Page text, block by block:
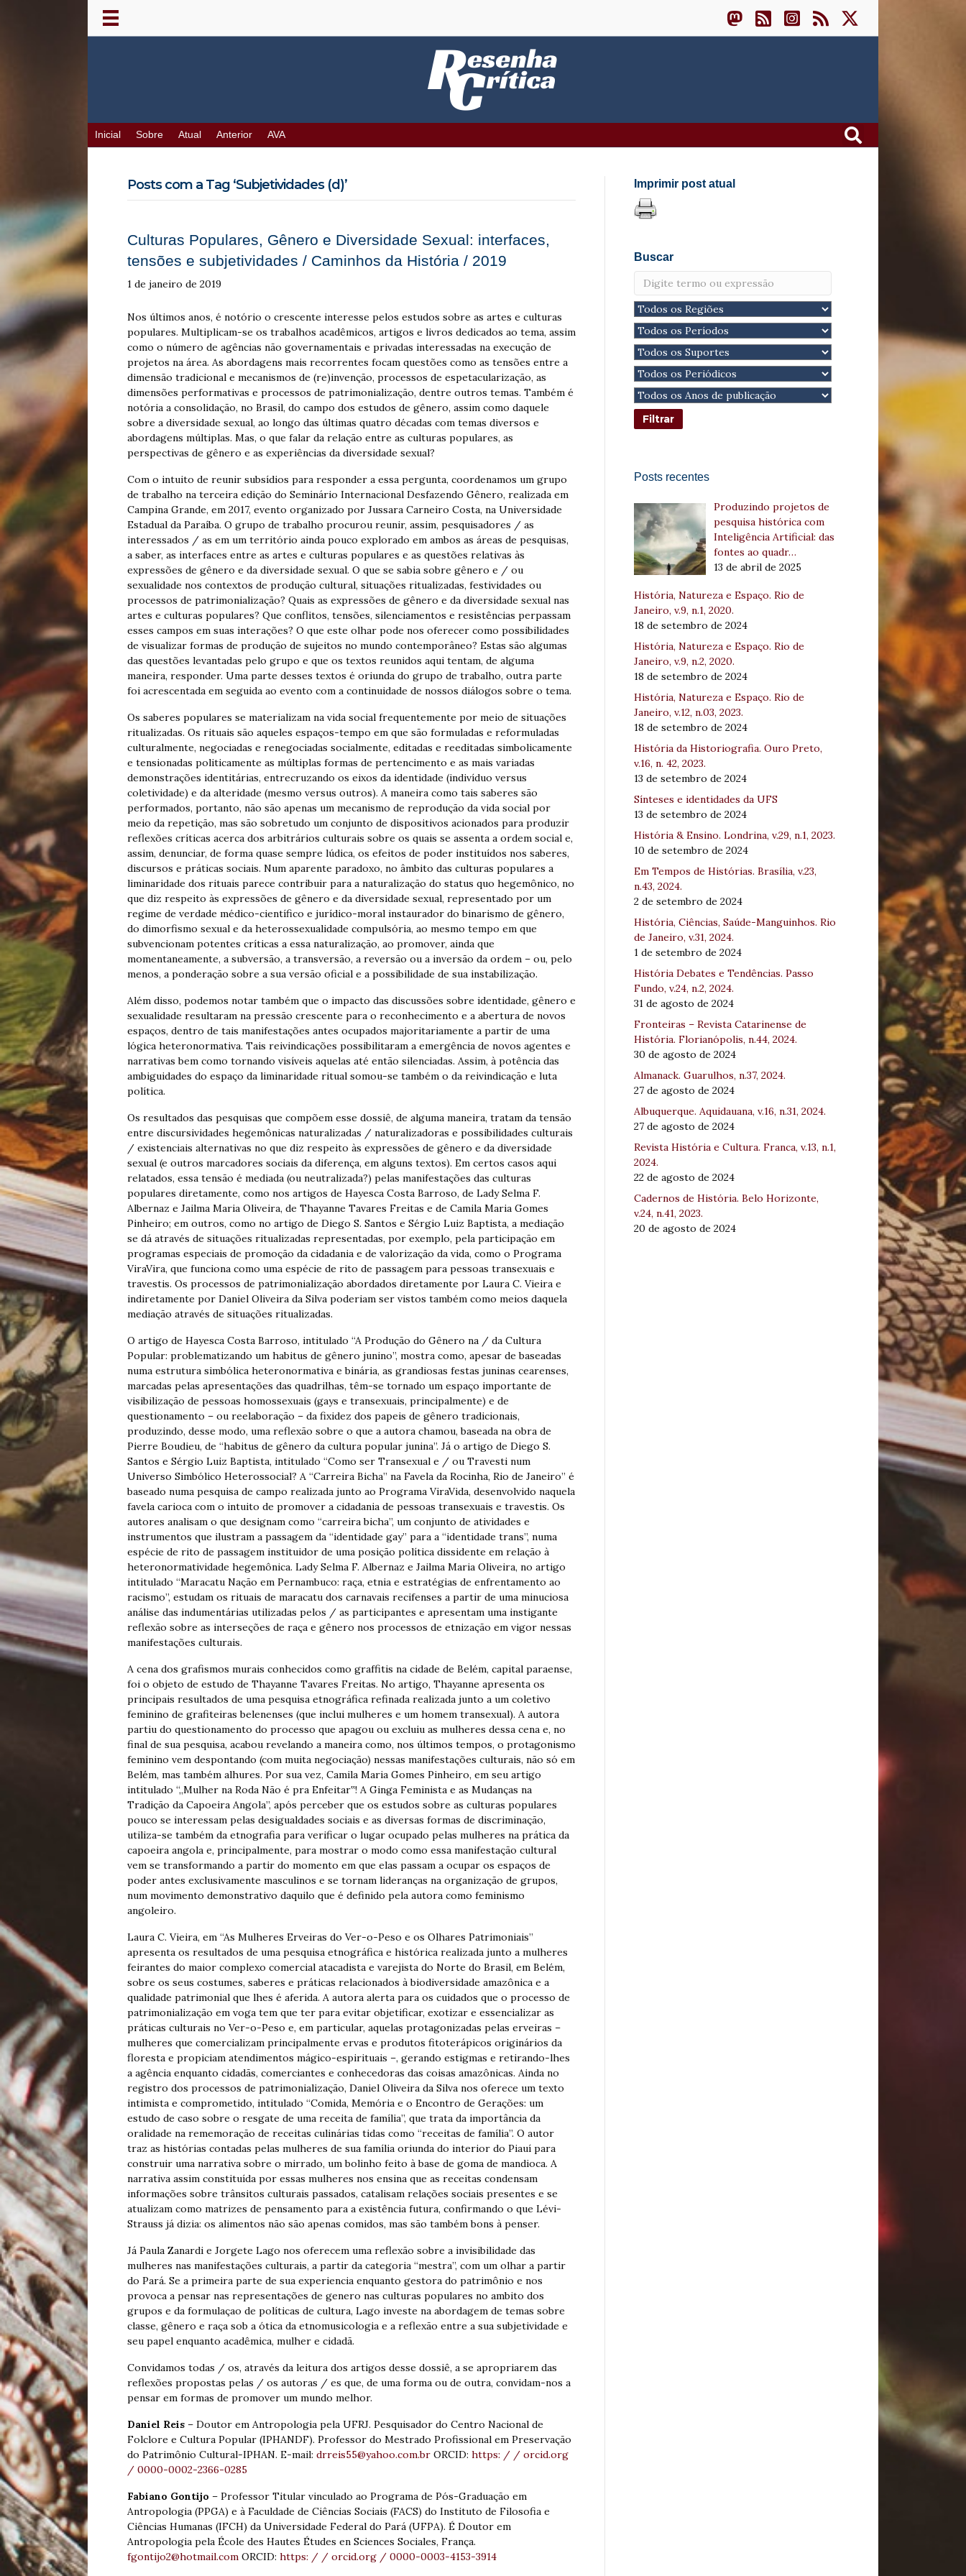
Inicial Sobre Atual Anterior AVA
Posts com a Tag ‘Subjetividades (d)’
Culturas Populares, Gênero e Diversidade Sexual: interfaces,
tensões e subjetividades / Caminhos da História / 2019
1 de janeiro de 2019
Nos últimos anos, é notório o crescente interesse pelos estudos sobre as artes e culturas
populares. Multiplicam-se os trabalhos acadêmicos, artigos e livros dedicados ao tema, assim
como o número de agências não governamentais e privadas interessadas na execução de
projetos na área. As abordagens mais recorrentes focam questões como as tensões entre a
dimensão tradicional e mecanismos de (re)invenção, processos de espetacularização, as
dimensões performativas e processos de patrimonialização, dentre outros temas. Também é
notória a consolidação, no Brasil, do campo dos estudos de gênero, assim como daquele
sobre a diversidade sexual, ao longo das últimas quatro décadas com temas diversos e
abordagens múltiplas. Mas, o que falar da relação entre as culturas populares, as
perspectivas de gênero e as experiências da diversidade sexual?
Com o intuito de reunir subsídios para responder a essa pergunta, coordenamos um grupo
de trabalho na terceira edição do Seminário Internacional Desfazendo Gênero, realizada em
Campina Grande, em 2017, evento organizado por Jussara Carneiro Costa, na Universidade
Estadual da Paraíba. O grupo de trabalho procurou reunir, assim, pesquisadores / as
interessados / as em um território ainda pouco explorado em ambos as áreas de pesquisas,
a saber, as interfaces entre as artes e culturas populares e as questões relativas às
expressões de gênero e da diversidade sexual. O que se sabia sobre gênero e / ou
sexualidade nos contextos de produção cultural, situações ritualizadas, festividades ou
processos de patrimonialização? Quais as expressões de gênero e da diversidade sexual nas
artes e culturas populares? Que conflitos, tensões, silenciamentos e resistências perpassam
esses campos em suas interações? O que este olhar pode nos oferecer como possibilidades
de visualizar formas de produção de sujeitos no mundo contemporâneo? Estas são algumas
das questões levantadas pelo grupo e que os textos reunidos aqui tentam, de alguma
maneira, responder. Uma parte desses textos é oriunda do grupo de trabalho, outra parte
foi acrescentada em seguida ao evento com a continuidade de nossos diálogos sobre o tema.
Os saberes populares se materializam na vida social frequentemente por meio de situações
ritualizadas. Os rituais são aqueles espaços-tempo em que são formuladas e reformuladas
culturalmente, negociadas e renegociadas socialmente, editadas e reeditadas simbolicamente
e tensionadas politicamente as múltiplas formas de pertencimento e as mais variadas
demonstrações identitárias, entrecruzando os eixos da identidade (indivíduo versus
coletividade) e da alteridade (mesmo versus outros). A maneira como tais saberes são
performados, portanto, não são apenas um mecanismo de reprodução da vida social por
meio da repetição, mas são sobretudo um conjunto de dispositivos acionados para produzir
reflexões críticas acerca dos arbitrários culturais sobre os quais se assenta a ordem social e,
assim, denunciar, de forma quase sempre lúdica, os efeitos de poder instituídos nos saberes,
discursos e práticas sociais. Num aparente paradoxo, no âmbito das culturas populares a
liminaridade dos rituais parece contribuir para a naturalização do status quo hegemônico, no
que diz respeito às expressões de gênero e da diversidade sexual, representado por um
regime de verdade médico-científico e jurídico-moral instaurador do binarismo de gênero,
do dimorfismo sexual e da heterossexualidade compulsória, ao mesmo tempo em que
subvencionam potentes críticas a essa naturalização, ao promover, ainda que
momentaneamente, a subversão, a transversão, a reversão ou a inversão da ordem – ou, pelo
menos, a ponderação sobre a sua versão oficial e a possibilidade de sua instabilização.
Além disso, podemos notar também que o impacto das discussões sobre identidade, gênero e
sexualidade resultaram na pressão crescente para o reconhecimento e a abertura de novos
espaços, dentro de tais manifestações antes ocupados majoritariamente a partir de uma
lógica heteronormativa. Tais reivindicações possibilitaram a emergência de novos agentes e
narrativas bem como tornando visíveis aquelas até então silenciadas. Assim, à potência das
ambiguidades do espaço da liminaridade ritual somou-se também o da reivindicação e luta
política.
Os resultados das pesquisas que compõem esse dossiê, de alguma maneira, tratam da tensão
entre discursividades hegemônicas naturalizadas / naturalizadoras e possibilidades culturais
/ existenciais alternativas no que diz respeito às expressões de gênero e da diversidade
sexual (e outros marcadores sociais da diferença, em alguns textos). Em certos casos aqui
relatados, essa tensão é mediada (ou neutralizada?) pelas manifestações das culturas
populares diretamente, como nos artigos de Hayesca Costa Barroso, de Lady Selma F.
Albernaz e Jailma Maria Oliveira, de Thayanne Tavares Freitas e de Camila Maria Gomes
Pinheiro; em outros, como no artigo de Diego S. Santos e Sérgio Luiz Baptista, a mediação
se dá através de situações ritualizadas representadas, por exemplo, pela participação em
programas especiais de promoção da cidadania e de valorização da vida, como o Programa
ViraVira, que funciona como uma espécie de rito de passagem para pessoas transexuais e
travestis. Os processos de patrimonialização abordados diretamente por Laura C. Vieira e
indiretamente por Daniel Oliveira da Silva poderiam ser vistos também como meios daquela
mediação através de situações ritualizadas.
O artigo de Hayesca Costa Barroso, intitulado “A Produção do Gênero na / da Cultura
Popular: problematizando um habitus de gênero junino”, mostra como, apesar de baseadas
numa estrutura simbólica heteronormativa e binária, as grandiosas festas juninas cearenses,
marcadas pelas apresentações das quadrilhas, têm-se tornado um espaço importante de
visibilização de pessoas homossexuais (gays e transexuais, principalmente) e de
questionamento – ou reelaboração – da fixidez dos papeis de gênero tradicionais,
produzindo, desse modo, uma reflexão sobre o que a autora chamou, baseada na obra de
Pierre Boudieu, de “habitus de gênero da cultura popular junina”. Já o artigo de Diego S.
Santos e Sérgio Luiz Baptista, intitulado “Como ser Transexual e / ou Travesti num
Universo Simbólico Heterossocial? A “Carreira Bicha” na Favela da Rocinha, Rio de Janeiro” é
baseado numa pesquisa de campo realizada junto ao Programa ViraVida, desenvolvido naquela
favela carioca com o intuito de promover a cidadania de pessoas transexuais e travestis. Os
autores analisam o que designam como “carreira bicha”, um conjunto de atividades e
instrumentos que ilustram a passagem da “identidade gay” para a “identidade trans”, numa
espécie de rito de passagem instituidor de uma posição política dissidente em relação à
heteronormatividade hegemônica. Lady Selma F. Albernaz e Jailma Maria Oliveira, no artigo
intitulado “Maracatu Nação em Pernambuco: raça, etnia e estratégias de enfrentamento ao
racismo”, estudam os rituais de maracatu dos carnavais recifenses a partir de uma minuciosa
análise das indumentárias utilizadas pelos / as participantes e apresentam uma instigante
reflexão sobre as interseções de raça e gênero nos processos de etnização em vigor nessas
manifestações culturais.
A cena dos grafismos murais conhecidos como graffitis na cidade de Belém, capital paraense,
foi o objeto de estudo de Thayanne Tavares Freitas. No artigo, Thayanne apresenta os
principais resultados de uma pesquisa etnográfica refinada realizada junto a um coletivo
feminino de grafiteiras belenenses (que inclui mulheres e um homem transexual). A autora
partiu do questionamento do processo que apagou ou excluiu as mulheres dessa cena e, no
final de sua pesquisa, acabou revelando a maneira como, nos últimos tempos, o protagonismo
feminino vem despontando (com muita negociação) nessas manifestações culturais, não só em
Belém, mas também alhures. Por sua vez, Camila Maria Gomes Pinheiro, em seu artigo
intitulado “„Mulher na Roda Não é pra Enfeitar‟! A Ginga Feminista e as Mudanças na
Tradição da Capoeira Angola”, após perceber que os estudos sobre as culturas populares
pouco se interessam pelas desigualdades sociais e as diversas formas de discriminação,
utiliza-se também da etnografia para verificar o lugar ocupado pelas mulheres na prática da
capoeira angola e, principalmente, para mostrar o modo como essa manifestação cultural
vem se transformando a partir do momento em que elas passam a ocupar os espaços de
poder antes exclusivamente masculinos e se tornam lideranças na organização de grupos,
num movimento demonstrativo daquilo que é definido pela autora como feminismo
angoleiro.
Laura C. Vieira, em “As Mulheres Erveiras do Ver-o-Peso e os Olhares Patrimoniais”
apresenta os resultados de uma pesquisa etnográfica e histórica realizada junto a mulheres
feirantes do maior complexo comercial atacadista e varejista do Norte do Brasil, em Belém,
sobre os seus costumes, saberes e práticas relacionados à biodiversidade amazônica e a
qualidade patrimonial que lhes é aferida. A autora alerta para os cuidados que o processo de
patrimonialização em voga tem que ter para evitar objetificar, exotizar e essencializar as
práticas culturais no Ver-o-Peso e, em particular, aquelas protagonizadas pelas erveiras –
mulheres que comercializam principalmente ervas e produtos fitoterápicos originários da
floresta e propiciam atendimentos mágico-espirituais –, gerando estigmas e retirando-lhes
a agência enquanto cidadãs, comerciantes e conhecedoras das coisas amazônicas. Ainda no
registro dos processos de patrimonialização, Daniel Oliveira da Silva nos oferece um texto
intimista e comprometido, intitulado “Comida, Memória e o Encontro de Gerações: um
estudo de caso sobre o resgate de uma receita de família”, que trata da importância da
oralidade na rememoração de receitas culinárias tidas como “receitas de família”. O autor
traz as histórias contadas pelas mulheres de sua família oriunda do interior do Piauí para
construir uma narrativa sobre o mirrado, um bolinho feito à base de goma de mandioca. A
narrativa assim constituída por essas mulheres nos ensina que as receitas condensam
informações sobre trânsitos culturais passados, catalisam relações sociais presentes e se
atualizam como matrizes de pensamento para a existência futura, confirmando o que Lévi-
Strauss já dizia: os alimentos não são apenas comidos, mas são também bons à penser.
Já Paula Zanardi e Jorgete Lago nos oferecem uma reflexão sobre a invisibilidade das
mulheres nas manifestações culturais, a partir da categoria “mestra”, com um olhar a partir
do Pará. Se a primeira parte de sua experiencia enquanto gestora do patrimônio e nos
provoca a pensar nas representações de genero nas culturas populares no ambito dos
grupos e da formulaçao de políticas de cultura, Lago investe na abordagem de temas sobre
classe, gênero e raça sob a ótica da etnomusicologia e a reflexão entre a sua subjetividade e
seu papel enquanto acadêmica, mulher e cidadã.
Convidamos todas / os, através da leitura dos artigos desse dossiê, a se apropriarem das
reflexões propostas pelas / os autoras / es que, de uma forma ou de outra, convidam-nos a
pensar em formas de promover um mundo melhor.
Daniel Reis – Doutor em Antropologia pela UFRJ. Pesquisador do Centro Nacional de
Folclore e Cultura Popular (IPHANDF). Professor do Mestrado Profissional em Preservação
do Patrimônio Cultural-IPHAN. E-mail: drreis55@yahoo.com.br ORCID: https: / / orcid.org
/ 0000-0002-2366-0285
Fabiano Gontijo – Professor Titular vinculado ao Programa de Pós-Graduação em
Antropologia (PPGA) e à Faculdade de Ciências Sociais (FACS) do Instituto de Filosofia e
Ciências Humanas (IFCH) da Universidade Federal do Pará (UFPA). É Doutor em
Antropologia pela École des Hautes Études en Sciences Sociales, França.
fgontijo2@hotmail.com ORCID: https: / / orcid.org / 0000-0003-4153-3914
Imprimir post atual
Buscar
Posts recentes
Produzindo projetos de
pesquisa histórica com
Inteligência Artificial: das
fontes ao quadr…
13 de abril de 2025
História, Natureza e Espaço. Rio de
Janeiro, v.9, n.1, 2020.
18 de setembro de 2024
História, Natureza e Espaço. Rio de
Janeiro, v.9, n.2, 2020.
18 de setembro de 2024
História, Natureza e Espaço. Rio de
Janeiro, v.12, n.03, 2023.
18 de setembro de 2024
História da Historiografia. Ouro Preto,
v.16, n. 42, 2023.
13 de setembro de 2024
Sínteses e identidades da UFS
13 de setembro de 2024
História & Ensino. Londrina, v.29, n.1, 2023.
10 de setembro de 2024
Em Tempos de Histórias. Brasília, v.23,
n.43, 2024.
2 de setembro de 2024
História, Ciências, Saúde-Manguinhos. Rio
de Janeiro, v.31, 2024.
1 de setembro de 2024
História Debates e Tendências. Passo
Fundo, v.24, n.2, 2024.
31 de agosto de 2024
Fronteiras – Revista Catarinense de
História. Florianópolis, n.44, 2024.
30 de agosto de 2024
Almanack. Guarulhos, n.37, 2024.
27 de agosto de 2024
Albuquerque. Aquidauana, v.16, n.31, 2024.
27 de agosto de 2024
Revista História e Cultura. Franca, v.13, n.1,
2024.
22 de agosto de 2024
Cadernos de História. Belo Horizonte,
v.24, n.41, 2023.
20 de agosto de 2024